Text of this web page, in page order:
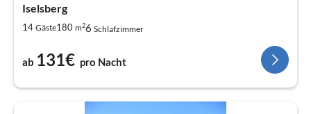
Iselsberg
14 Gäste180 m26 Schlafzimmer
ab 131€ pro Nacht